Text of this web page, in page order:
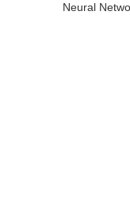
Neural